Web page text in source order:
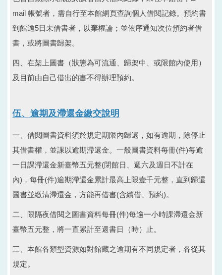
mail 帳號者，需自行至本館網頁查詢個人借閱記錄。預約書
到館逾5日未借書者，以棄權論；並依序通知次位預約者借
書，或將圖書歸架。
四、在架上圖書（狀態為可流通、歸架中、或限館內使用）
及目前由自己借出的書不得辦理預約。
伍、逾期及滯還金繳交說明
一、借閱圖書資料須於規定期限內歸還，如有逾期，除停止
其借書權，並課以逾期滯還金。一般圖書資料每冊(件)每逾
一日課滯還金新臺幣五元整(閉館日、週六及週日不計在
內)，每冊(件)逾期滯還金累計最高上限壹千元整，直到歸還
圖書並繳清滯還金，方能再借書(含續借、預約)。
二、限隔夜借閱之圖書資料每冊(件)每逾一小時課滯還金新
臺幣五元整，將一直累計至還書日（時）止。
三、本館各類型資源如對館藏之逾期有不同規定者，各從其
規定。